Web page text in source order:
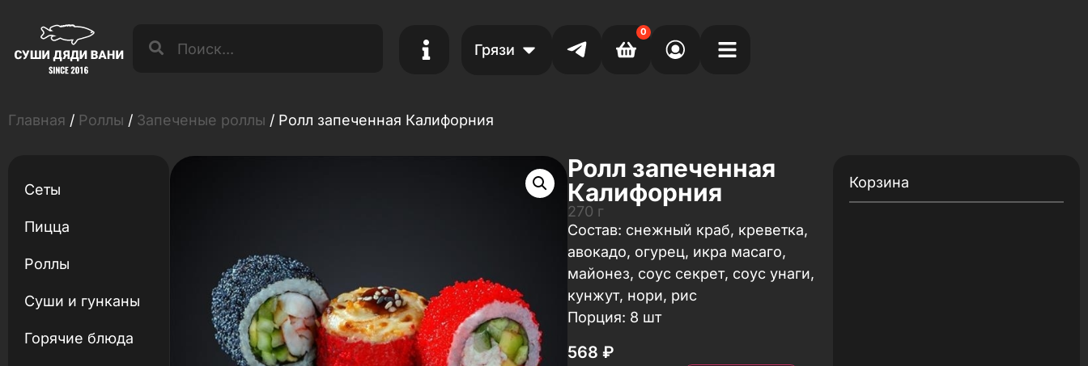
Грязи
0
Главная / Роллы / Запеченые роллы / Ролл запеченная Калифорния
Сеты
Пицца
Роллы
Суши и гунканы
Горячие блюда
Ролл запеченная
Калифорния
270 г
Состав: снежный краб, креветка,
авокадо, огурец, икра масаго,
майонез, соус секрет, соус унаги,
кунжут, нори, рис
Порция: 8 шт
568 ₽
Корзина